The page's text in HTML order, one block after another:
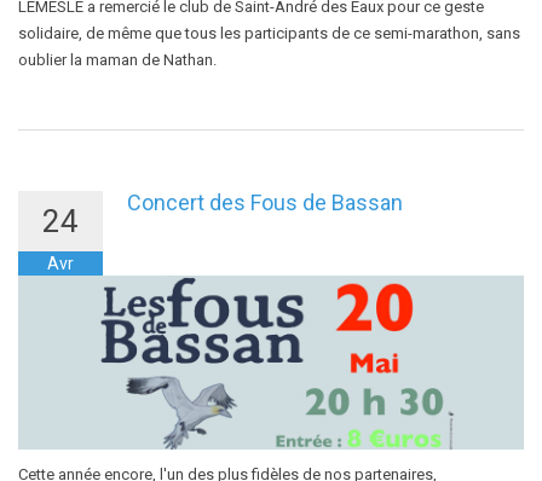
LEMESLE a remercié le club de Saint-André des Eaux pour ce geste
solidaire, de même que tous les participants de ce semi-marathon, sans
oublier la maman de Nathan.
24
Avr
Concert des Fous de Bassan
Cette année encore, l'un des plus fidèles de nos partenaires,